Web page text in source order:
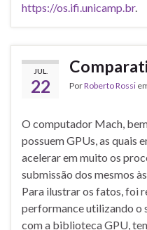
https://os.ifi.unicamp.br.
JUL.
22 PorRoberto Rossi
O computador Mach,
possuem GPUs, as quais
acelerar em muito os
submissão dos mesmos
Para ilustrar os fatos, foi
performance utilizando o
com a biblioteca GPU,